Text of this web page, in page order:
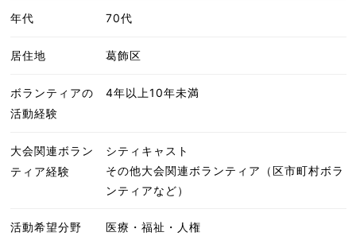
年代 70代
居住地 葛飾区
ボランティアの
活動経験
4年以上10年未満
大会関連ボラン
ティア経験
シティキャスト
その他大会関連ボランティア（区市町村ボラ
ンティアなど）
活動希望分野
医療・福祉・人権